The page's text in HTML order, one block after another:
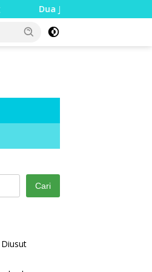
akibat Dugaan Bullying,
Cari